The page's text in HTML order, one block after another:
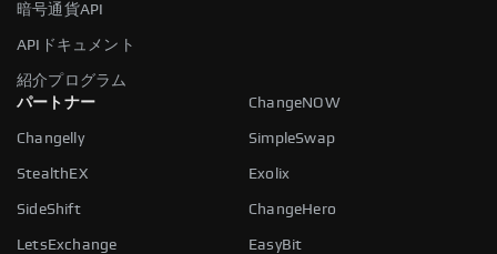
暗号通貨API
APIドキュメント
紹介プログラム
パートナー
ChangeNOW
Changelly SimpleSwap
StealthEX Exolix
SideShift ChangeHero
LetsExchange
EasyBit